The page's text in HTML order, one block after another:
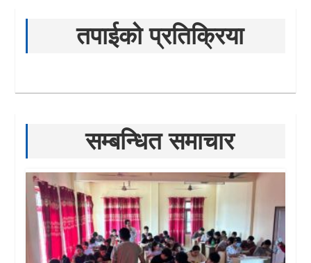
तपाईको प्रतिक्रिया
सम्बन्धित समाचार